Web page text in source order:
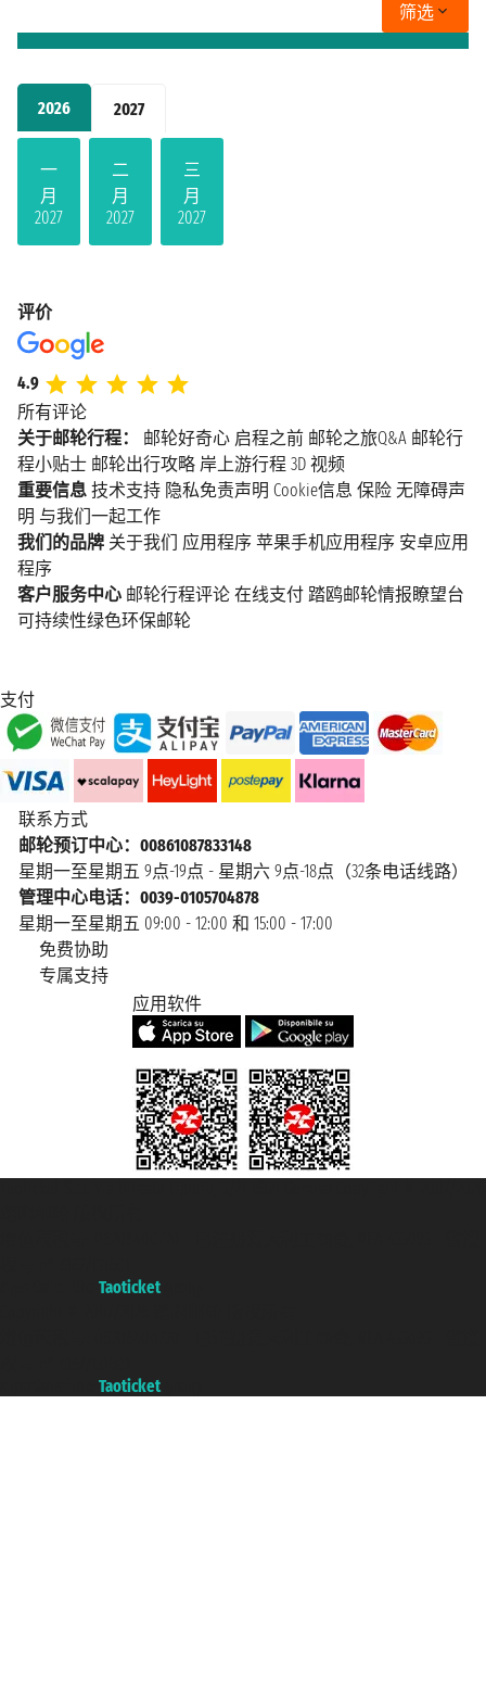
2026 2027
一
月
2027
二
月
2027
三
月
2027
筛选
评价
4.9
所有评论
关于邮轮行程：
邮轮好奇心 启程之前 邮轮之旅Q&A 邮轮行
程小贴士 邮轮出行攻略 岸上游行程 3D 视频
重要信息 技术支持 隐私免责声明 Cookie信息 保险 无障碍声
明 与我们一起工作
我们的品牌 关于我们 应用程序 苹果手机应用程序 安卓应用
程序
客户服务中心 邮轮行程评论 在线支付 踏鸥邮轮情报瞭望台
可持续性绿色环保邮轮
支付
联系方式
邮轮预订中心：00861087833148
星期一至星期五 9点-19点 - 星期六 9点-18点（32条电话线路）
管理中心电话：0039-0105704878
星期一至星期五 09:00 - 12:00 和 15:00 - 17:00
免费协助
专属支持
应用软件
Taoticket
Taoticket